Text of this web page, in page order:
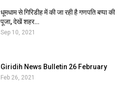
धूमधाम से गिरिडीह में की जा रही है गणपति बप्पा की
पूजा, देखें शहर…
Sep 10, 2021
Giridih News Bulletin 26 February
Feb 26, 2021